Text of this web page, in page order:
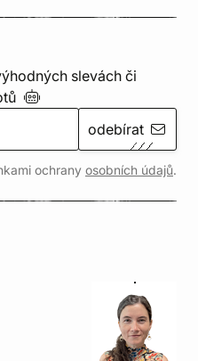
slevách či
odebírat
ochrany osobních údajů.